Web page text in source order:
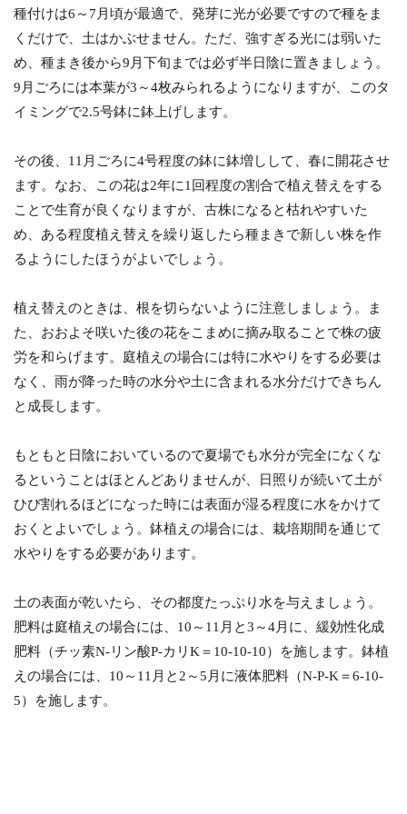
種付けは6～7月頃が最適で、発芽に光が必要ですので種をま
くだけで、土はかぶせません。ただ、強すぎる光には弱いた
め、種まき後から9月下旬までは必ず半日陰に置きましょう。
9月ごろには本葉が3～4枚みられるようになりますが、このタ
イミングで2.5号鉢に鉢上げします。
その後、11月ごろに4号程度の鉢に鉢増しして、春に開花させ
ます。なお、この花は2年に1回程度の割合で植え替えをする
ことで生育が良くなりますが、古株になると枯れやすいた
め、ある程度植え替えを繰り返したら種まきで新しい株を作
るようにしたほうがよいでしょう。
植え替えのときは、根を切らないように注意しましょう。ま
た、おおよそ咲いた後の花をこまめに摘み取ることで株の疲
労を和らげます。庭植えの場合には特に水やりをする必要は
なく、雨が降った時の水分や土に含まれる水分だけできちん
と成長します。
もともと日陰においているので夏場でも水分が完全になくな
るということはほとんどありませんが、日照りが続いて土が
ひび割れるほどになった時には表面が湿る程度に水をかけて
おくとよいでしょう。鉢植えの場合には、栽培期間を通じて
水やりをする必要があります。
土の表面が乾いたら、その都度たっぷり水を与えましょう。
肥料は庭植えの場合には、10～11月と3～4月に、緩効性化成
肥料（チッ素N-リン酸P-カリK＝10-10-10）を施します。鉢植
えの場合には、10～11月と2～5月に液体肥料（N-P-K＝6-10-
5）を施します。